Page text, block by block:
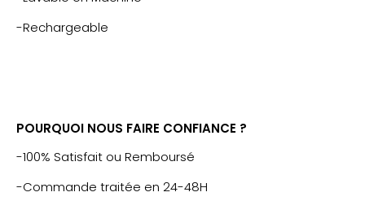
-Rechargeable
POURQUOI NOUS FAIRE CONFIANCE ?
-100% Satisfait ou Remboursé
-Commande traitée en 24-48H